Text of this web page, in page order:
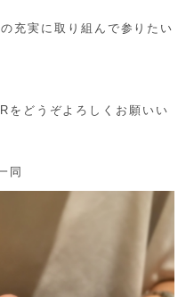
充実に取り組んで参りたい
どうぞよろしくお願いい
同